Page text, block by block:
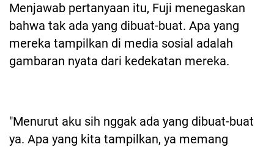
Menjawab pertanyaan itu, Fuji menegaskan
bahwa tak ada yang dibuat-buat. Apa yang
mereka tampilkan di media sosial adalah
gambaran nyata dari kedekatan mereka.
"Menurut aku sih nggak ada yang dibuat-buat
ya. Apa yang kita tampilkan, ya memang